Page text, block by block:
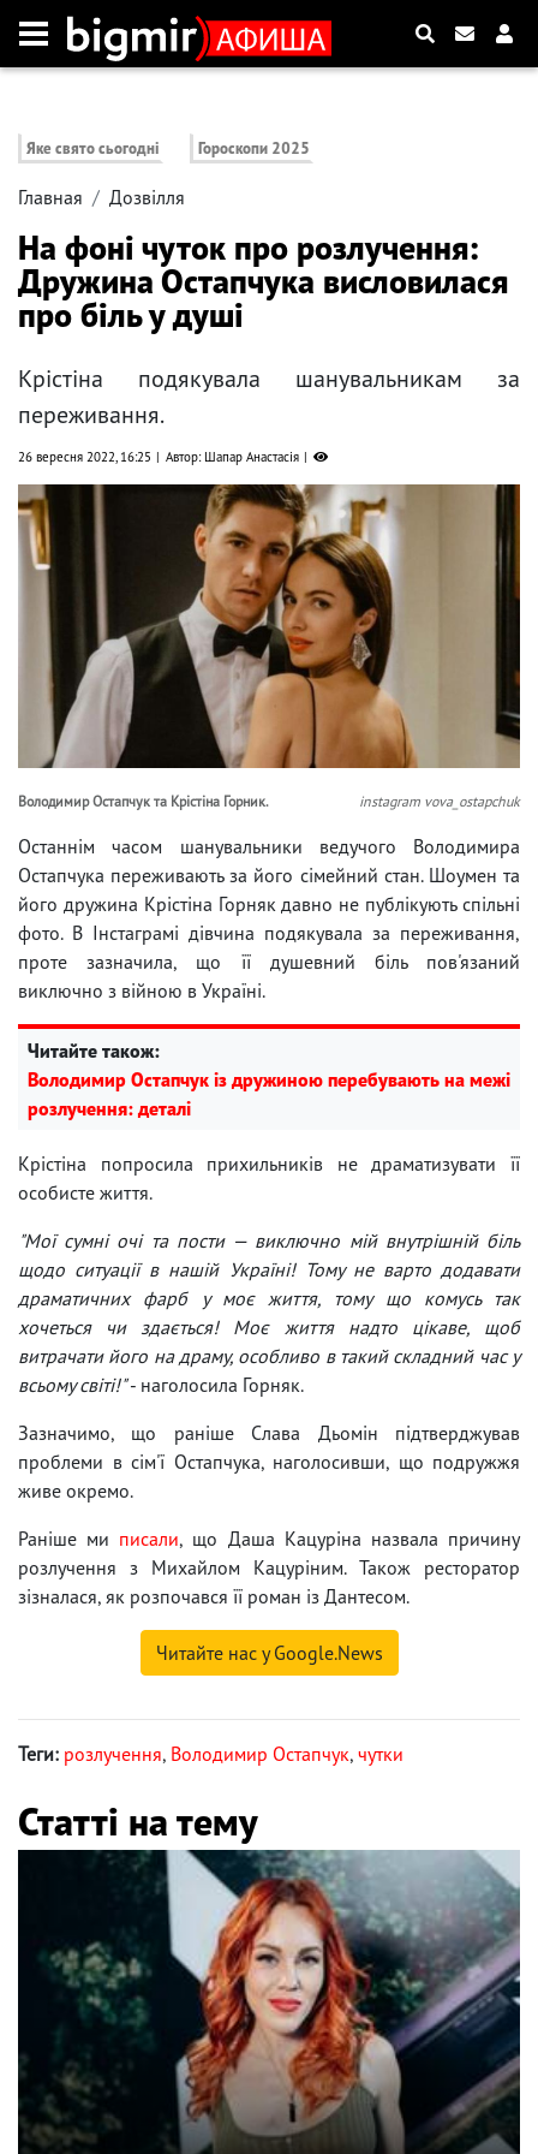
Яке свято сьогодні Гороскопи 2025
Главная Дозвілля
На фоні чуток про розлучення:
Дружина Остапчука висловилася
про біль у душі
Крістіна подякувала шанувальникам за
переживання.
26 вересня 2022, 16:25 Автор: Шапар Анастасія
Володимир Остапчук та Крістіна Горник. instagram vova_ostapchuk
Останнім часом шанувальники ведучого Володимира
Остапчука переживають за його сімейний стан. Шоумен та
його дружина Крістіна Горняк давно не публікують спільні
фото. В Інстаграмі дівчина подякувала за переживання,
проте зазначила, що її душевний біль пов'язаний
виключно з війною в Україні.
Читайте також:
Володимир Остапчук із дружиною перебувають на межі
розлучення: деталі
Крістіна попросила прихильників не драматизувати її
особисте життя.
"Мої сумні очі та пости — виключно мій внутрішній біль
щодо ситуації в нашій Україні! Тому не варто додавати
драматичних фарб у моє життя, тому що комусь так
хочеться чи здається! Моє життя надто цікаве, щоб
витрачати його на драму, особливо в такий складний час у
всьому світі!"- наголосила Горняк.
Зазначимо, що раніше Слава Дьомін підтверджував
проблеми в сім'ї Остапчука, наголосивши, що подружжя
живе окремо.
Раніше ми писали, що Даша Кацуріна назвала причину
розлучення з Михайлом Кацуріним. Також ресторатор
зізналася, як розпочався її роман із Дантесом.
Читайте нас у Google.News
Теги: розлучення, Володимир Остапчук, чутки
Статті на тему